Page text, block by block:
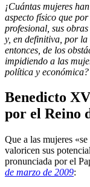
¡Cuántas mujeres
aspecto físico que
profesional, sus
y, en definitiva, por la
entonces, de los
impidiendo a las
política y económica?
Benedicto
por el Reino
Que a las mujeres
valoricen sus
pronunciada por el
de marzo de 2009: